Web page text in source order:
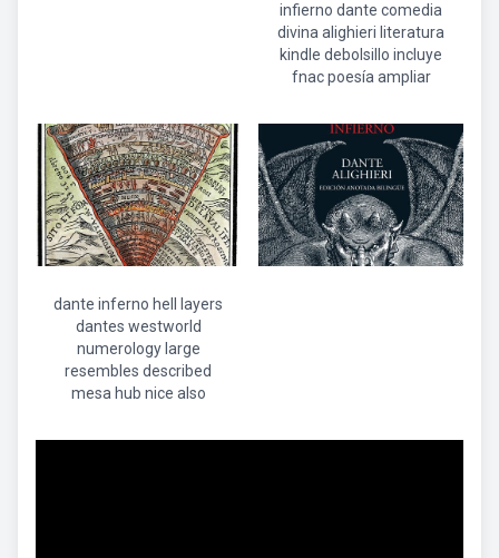
infierno dante comedia
divina alighieri literatura
kindle debolsillo incluye
fnac poesía ampliar
dante inferno hell layers
dantes westworld
numerology large
resembles described
mesa hub nice also